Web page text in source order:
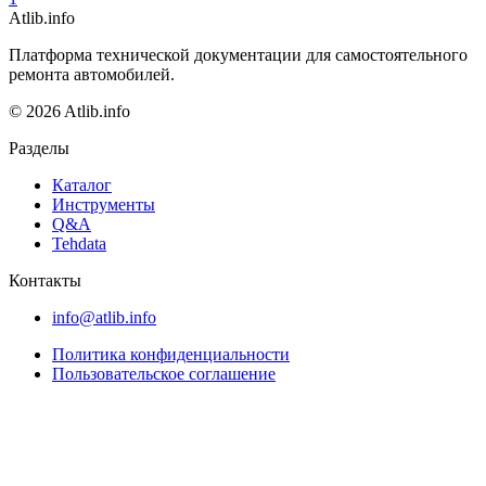
Atlib.info
Платформа технической документации для самостоятельного
ремонта автомобилей.
© 2026 Atlib.info
Разделы
Каталог
Инструменты
Q&A
Tehdata
Контакты
info@atlib.info
Политика конфиденциальности
Пользовательское соглашение